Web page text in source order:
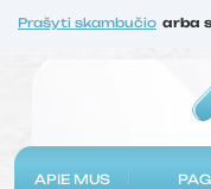
Prašyti skambučio arba
APIE MUS